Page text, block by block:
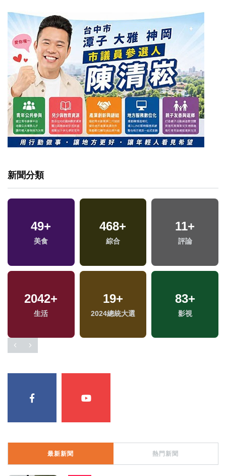
新聞分類
49+
美食
468+
綜合
11+
評論
2042+
生活
19+
2024總統大選
83+
影視
最新新聞 熱門新聞